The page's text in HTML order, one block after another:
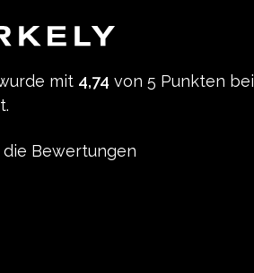
mit 4,74 von 5 Punkten bei
die Bewertungen